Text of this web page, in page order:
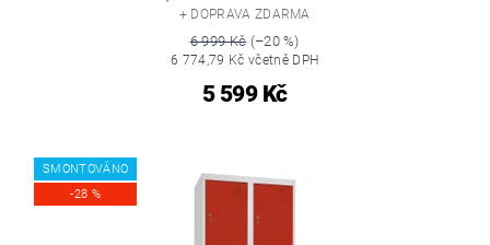
+ DOPRAVA ZDARMA
6 999 Kč(–20 %)
6 774,79 Kč včetně DPH
5 599 Kč
SMONTOVÁNO
-28 %